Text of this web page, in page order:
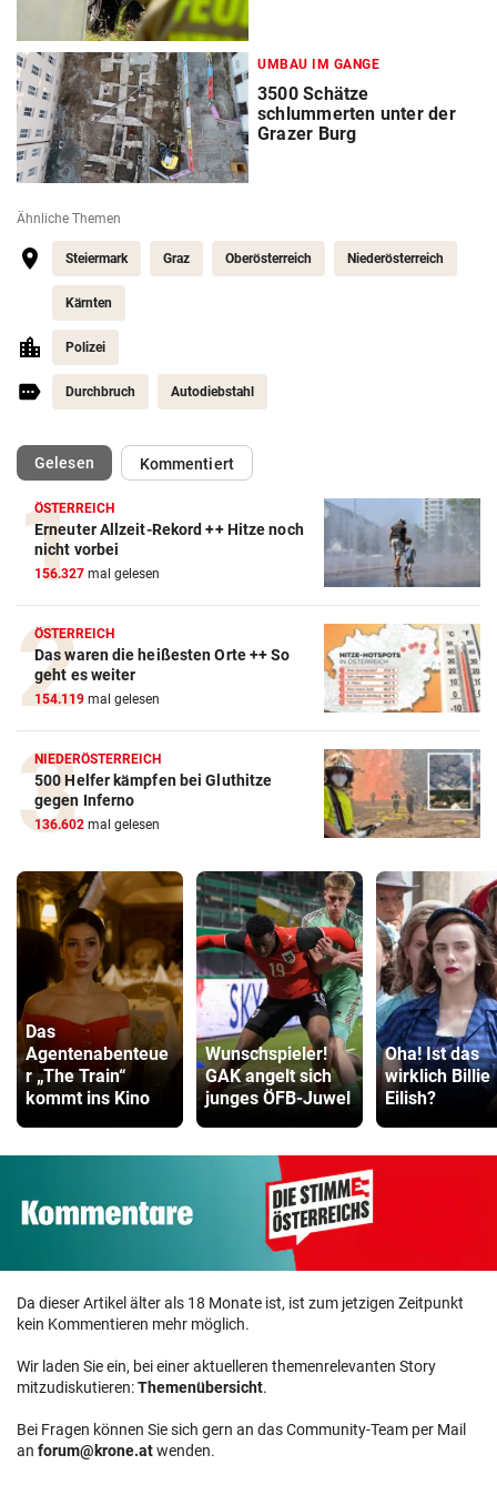
UMBAU IM GANGE
3500 Schätze
schlummerten unter der
Grazer Burg
Ähnliche Themen
Steiermark Graz Oberösterreich Niederösterreich
Kärnten
Polizei
Durchbruch Autodiebstahl
Gelesen(ausgewählt)Kommentiert
ÖSTERREICH
Erneuter Allzeit-Rekord ++ Hitze noch
nicht vorbei
156.327 mal gelesen
ÖSTERREICH
Das waren die heißesten Orte ++ So
geht es weiter
154.119 mal gelesen
NIEDERÖSTERREICH
500 Helfer kämpfen bei Gluthitze
gegen Inferno
136.602 mal gelesen
Das
Agentenabenteue
r „The Train“
kommt ins Kino
Wunschspieler!
GAK angelt sich
junges ÖFB-Juwel
Oha! Ist das
wirklich Billie
Eilish?
Da dieser Artikel älter als 18 Monate ist, ist zum jetzigen Zeitpunkt
kein Kommentieren mehr möglich.
Wir laden Sie ein, bei einer aktuelleren themenrelevanten Story
mitzudiskutieren:Themenübersicht.
Bei Fragen können Sie sich gern an das Community-Team per Mail
an forum@krone.atwenden.